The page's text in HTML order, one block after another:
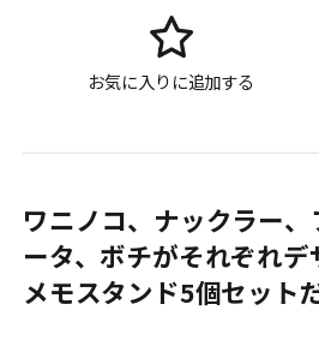
お気に入りに追加する
ワニノコ、ナックラー
ータ、ボチがそれぞれデ
メモスタンド5個セット